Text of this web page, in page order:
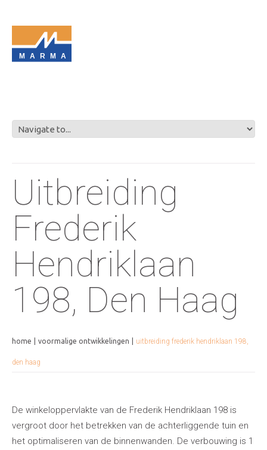
MARMA
Uitbreiding
Frederik
Hendriklaan
198, Den Haag
home voormalige ontwikkelingen uitbreiding frederik hendriklaan 198,
den haag
De winkeloppervlakte van de Frederik Hendriklaan 198 is
vergroot door het betrekken van de achterliggende tuin en
het optimaliseren van de binnenwanden. De verbouwing is 1